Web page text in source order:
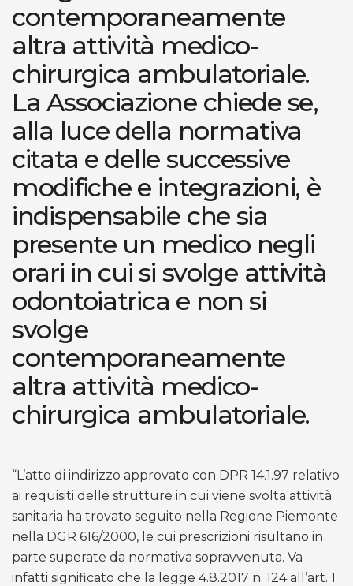
contemporaneamente
altra attività medico-
chirurgica ambulatoriale.
La Associazione chiede se,
alla luce della normativa
citata e delle successive
modifiche e integrazioni, è
indispensabile che sia
presente un medico negli
orari in cui si svolge attività
odontoiatrica e non si
svolge
contemporaneamente
altra attività medico-
chirurgica ambulatoriale.
“L’atto di indirizzo approvato con DPR 14.1.97 relativo
ai requisiti delle strutture in cui viene svolta attività
sanitaria ha trovato seguito nella Regione Piemonte
nella DGR 616/2000, le cui prescrizioni risultano in
parte superate da normativa sopravvenuta. Va
infatti significato che la legge 4.8.2017 n. 124 all’art. 1